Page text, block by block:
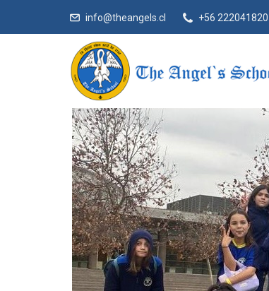
info@theangels.cl +56 222041820